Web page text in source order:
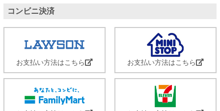
コンビニ決済
お支払い方法はこちら お支払い方法はこちら